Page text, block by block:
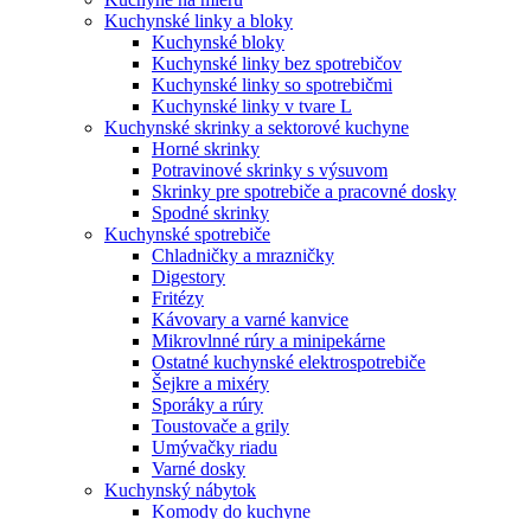
Kuchynské linky a bloky
Kuchynské bloky
Kuchynské linky bez spotrebičov
Kuchynské linky so spotrebičmi
Kuchynské linky v tvare L
Kuchynské skrinky a sektorové kuchyne
Horné skrinky
Potravinové skrinky s výsuvom
Skrinky pre spotrebiče a pracovné dosky
Spodné skrinky
Kuchynské spotrebiče
Chladničky a mrazničky
Digestory
Fritézy
Kávovary a varné kanvice
Mikrovlnné rúry a minipekárne
Ostatné kuchynské elektrospotrebiče
Šejkre a mixéry
Sporáky a rúry
Toustovače a grily
Umývačky riadu
Varné dosky
Kuchynský nábytok
Komody do kuchyne